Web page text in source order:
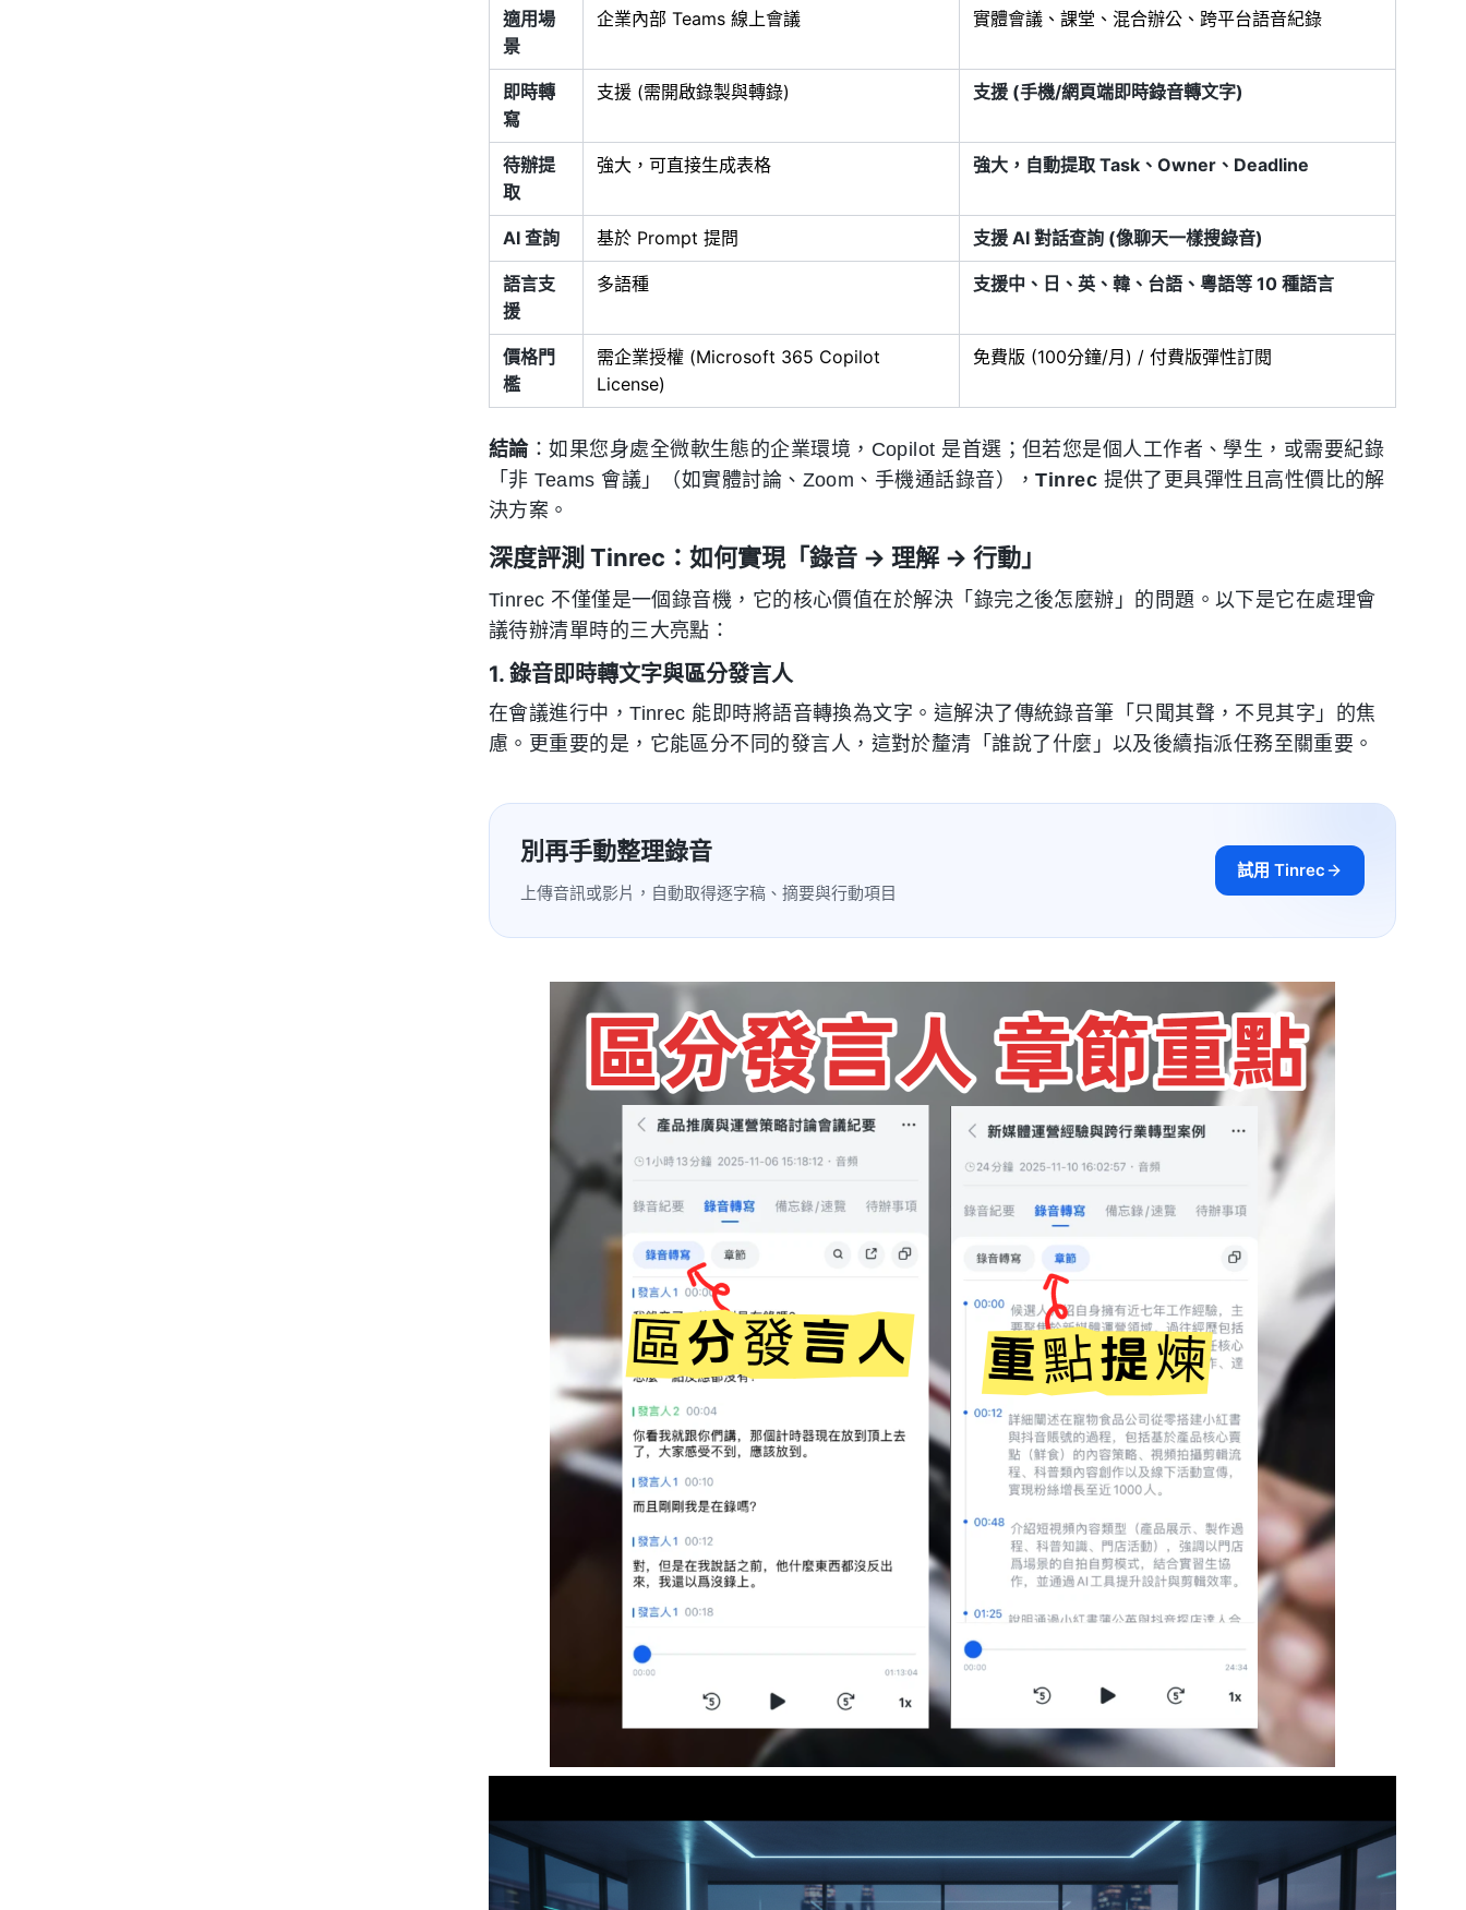
適用場
景
企業內部 Teams 線上會議 實體會議、課堂、混合辦公、跨平台語音紀錄
即時轉
寫
支援 (需開啟錄製與轉錄) 支援 (手機/網頁端即時錄音轉文字)
待辦提
取
強大，可直接生成表格 強大，自動提取 Task、Owner、Deadline
AI 查詢 基於 Prompt 提問 支援 AI 對話查詢 (像聊天一樣搜錄音)
語言支
援
多語種 支援中、日、英、韓、台語、粵語等 10 種語言
價格門
檻
需企業授權 (Microsoft 365 Copilot
License)
免費版 (100分鐘/月) / 付費版彈性訂閱
結論：如果您身處全微軟生態的企業環境，Copilot 是首選；但若您是個人工作者、學生，或需要紀錄
「非 Teams 會議」（如實體討論、Zoom、手機通話錄音），Tinrec 提供了更具彈性且高性價比的解
決方案。
深度評測 Tinrec：如何實現「錄音 → 理解 → 行動」
Tinrec 不僅僅是一個錄音機，它的核心價值在於解決「錄完之後怎麼辦」的問題。以下是它在處理會
議待辦清單時的三大亮點：
1. 錄音即時轉文字與區分發言人
在會議進行中，Tinrec 能即時將語音轉換為文字。這解決了傳統錄音筆「只聞其聲，不見其字」的焦
慮。更重要的是，它能區分不同的發言人，這對於釐清「誰說了什麼」以及後續指派任務至關重要。
別再手動整理錄音
上傳音訊或影片，自動取得逐字稿、摘要與行動項目
試用 Tinrec